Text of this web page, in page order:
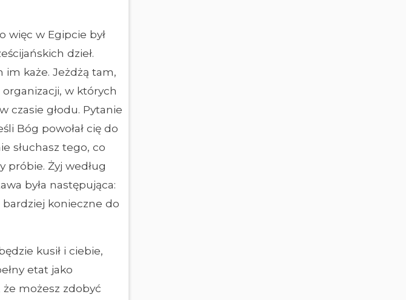
więc w Egipcie był
dzieł.
im każe. Jeżdżą tam,
w których
czasie głodu. Pytanie
Bóg powołał cię do
słuchasz tego, co
próbie. Żyj według
była następująca:
bardziej konieczne do
kusił i ciebie,
etat jako
możesz zdobyć